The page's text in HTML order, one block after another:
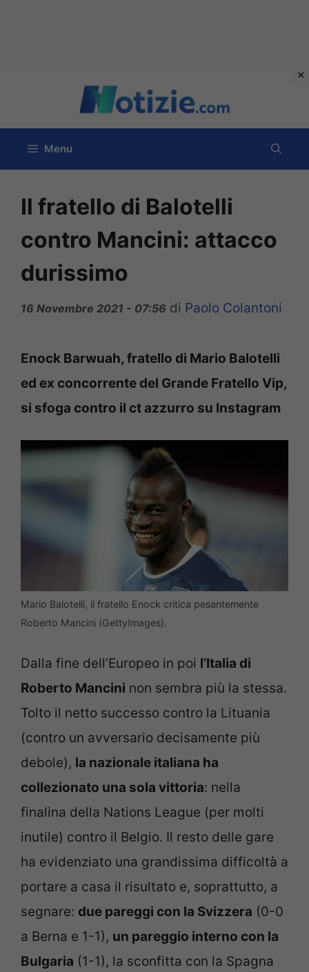
contenuto
Menu
Il fratello di Balotelli
contro Mancini: attacco
durissimo
16 Novembre 2021 - 07:56 di Paolo Colantoni
Enock Barwuah, fratello di Mario Balotelli
ed ex concorrente del Grande Fratello Vip,
si sfoga contro il ct azzurro su Instagram
Mario Balotelli, il fratello Enock critica pesantemente
Roberto Mancini (GettyImages).
Dalla fine dell’Europeo in poi l’Italia di
Roberto Mancini non sembra più la stessa.
Tolto il netto successo contro la Lituania
(contro un avversario decisamente più
debole), la nazionale italiana ha
collezionato una sola vittoria: nella
finalina della Nations League (per molti
inutile) contro il Belgio. Il resto delle gare
ha evidenziato una grandissima difficoltà a
portare a casa il risultato e, soprattutto, a
segnare: due pareggi con la Svizzera (0-0
a Berna e 1-1), un pareggio interno con la
Bulgaria (1-1), la sconfitta con la Spagna